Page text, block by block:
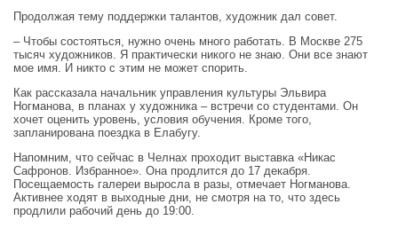
Продолжая тему поддержки талантов, художник дал совет.
– Чтобы состояться, нужно очень много работать. В Москве 275
тысяч художников. Я практически никого не знаю. Они все знают
мое имя. И никто с этим не может спорить.
Как рассказала начальник управления культуры Эльвира
Ногманова, в планах у художника – встречи со студентами. Он
хочет оценить уровень, условия обучения. Кроме того,
запланирована поездка в Елабугу.
Напомним, что сейчас в Челнах проходит выставка «Никас
Сафронов. Избранное». Она продлится до 17 декабря.
Посещаемость галереи выросла в разы, отмечает Ногманова.
Активнее ходят в выходные дни, не смотря на то, что здесь
продлили рабочий день до 19:00.